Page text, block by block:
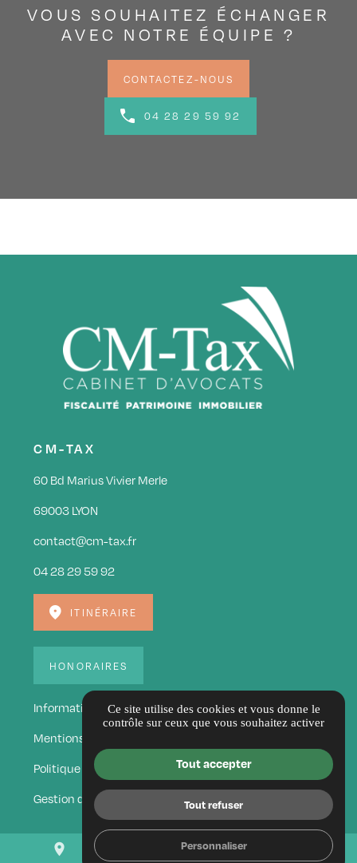
VOUS SOUHAITEZ ÉCHANGER
AVEC NOTRE ÉQUIPE ?
CONTACTEZ-NOUS
04 28 29 59 92
place mail
CM-TAX
60 Bd Marius Vivier Merle
69003 LYON
contact@cm-tax.fr
04 28 29 59 92
ITINÉRAIRE
HONORAIRES
Informations complémentaires
Mentions légales
Politique de confidentialité
Gestion des cookies
Ce site utilise des cookies et vous donne le
contrôle sur ceux que vous souhaitez activer
Tout accepter
Tout refuser
Personnaliser